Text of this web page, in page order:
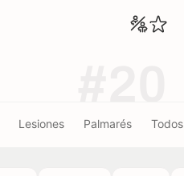
Lesiones Palmarés